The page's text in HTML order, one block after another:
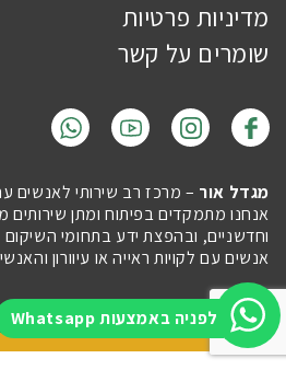
לפניה באמצעות Whatsapp
מדיניות פרטיות
שומרים על קשר
מגדל אור – מרכז רב שירותי לאנשים
אנחנו מתמקדים בפיתוח ומתן שירותים
וחדשניים, ובהפצת ידע בתחומי
אנשים עם לקויות ראייה או עיוורון
Imaginet